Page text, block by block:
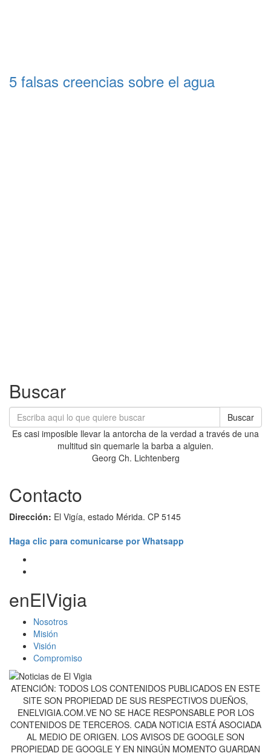
5 falsas creencias sobre el agua
Buscar
Buscar
Es casi imposible llevar la antorcha de la verdad a través de una
multitud sin quemarle la barba a alguien.
Georg Ch. Lichtenberg
Contacto
Dirección: El Vigía, estado Mérida. CP 5145
Haga clic para comunicarse por Whatsapp
enElVigia
Nosotros
Misión
Visión
Compromiso
ATENCIÓN: TODOS LOS CONTENIDOS PUBLICADOS EN ESTE
SITE SON PROPIEDAD DE SUS RESPECTIVOS DUEÑOS,
ENELVIGIA.COM.VE NO SE HACE RESPONSABLE POR LOS
CONTENIDOS DE TERCEROS. CADA NOTICIA ESTÁ ASOCIADA
AL MEDIO DE ORIGEN. LOS AVISOS DE GOOGLE SON
PROPIEDAD DE GOOGLE Y EN NINGÚN MOMENTO GUARDAN